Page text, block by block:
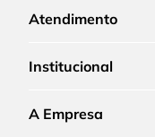
Atendimento
Institucional
A Empresa